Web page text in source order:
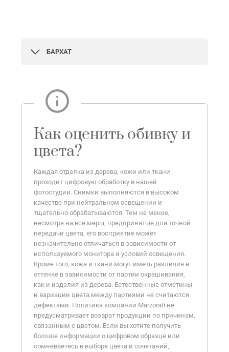
БАРХАТ
Как оценить обивку и
цвета?
Каждая отделка из дерева, кожи или ткани
проходит цифровую обработку в нашей
фотостудии. Снимки выполняются в высоком
качестве при нейтральном освещении и
тщательно обрабатываются. Тем не менее,
несмотря на все меры, предпринятые для точной
передачи цвета, его восприятие может
незначительно отличаться в зависимости от
используемого монитора и условий освещения.
Кроме того, кожа и ткани могут иметь различия в
оттенке в зависимости от партии окрашивания,
как и изделия из дерева. Естественные отметины
и вариации цвета между партиями не считаются
дефектами. Политика компании Marzorati не
предусматривает возврат продукции по причинам,
связанным с цветом. Если вы хотите получить
больше информации о цифровом образце или
сомневаетесь в выборе цвета и сочетаний,